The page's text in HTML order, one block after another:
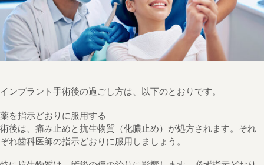
インプラント手術後の過ごし方は、以下のとおりです。
薬を指示どおりに服用する
術後は、痛み止めと抗生物質（化膿止め）が処方されます。それ
ぞれ歯科医師の指示どおりに服用しましょう。